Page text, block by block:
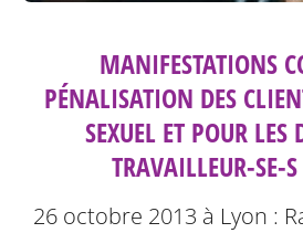
MANIFESTATIONS
PÉNALISATION DES
SEXUEL ET POUR LES
TRAVAILLEUR-SE-S
26 octobre 2013 à Lyon :